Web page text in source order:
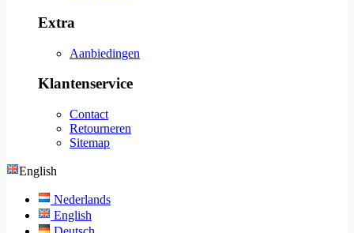
Extra
Aanbiedingen
Klantenservice
Contact
Retourneren
Sitemap
English
Nederlands
English